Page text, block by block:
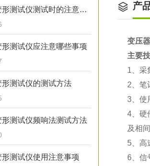
变压器绕组变形测试仪测试时的注意事项
测试仪应注意哪些事项
测试仪的测试方法
测试仪频响法测试方法
测试仪使用注意事项
产
变压
主要
1、采
2、笔
3、使
4、硬
及相
5、高
6、信